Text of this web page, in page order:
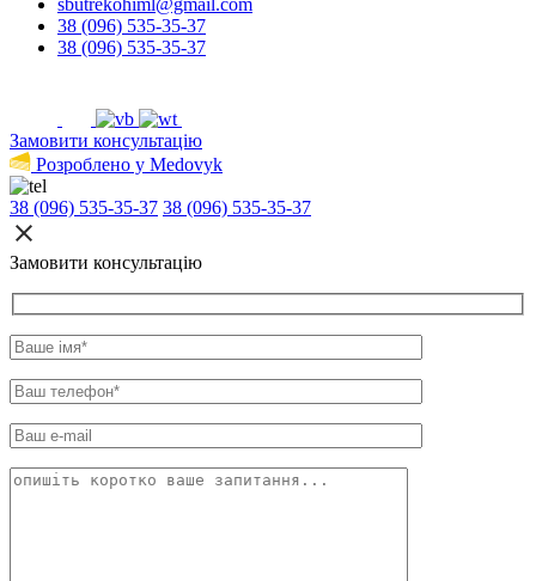
38 (096) 535-35-37
38 (096) 535-35-37
Замовити консультацію
Розроблено у Medovyk
38 (096) 535-35-37 38 (096) 535-35-37
Замовити консультацію